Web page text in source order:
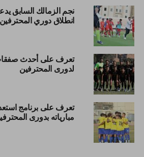
نجم الزمالك السابق
انطلاق دوري المحترفين
تعرف على أحدث
لدورى المحترفين
تعرف على برنامج
مبارياته بدورى